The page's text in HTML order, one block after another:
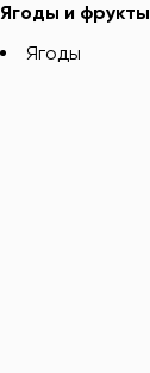
Ягоды и фрукты
Ягоды